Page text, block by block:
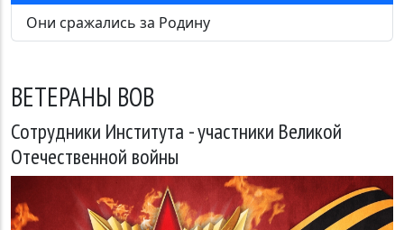
Они сражались за Родину
ВЕТЕРАНЫ ВОВ
Сотрудники Института - участники Великой
Отечественной войны